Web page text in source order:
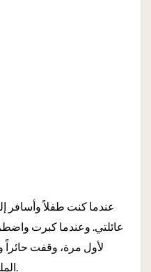
عندما كنت طفلاً وأسافر
عائلتي. وعندما كبرت
لأول مرة، وقفت حائراً